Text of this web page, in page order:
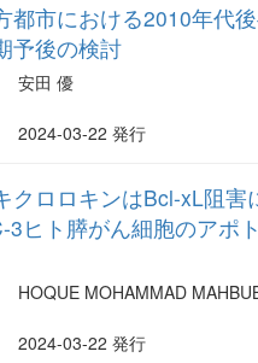
都市における2010年代
予後の検討
安田 優
2024-03-22 発行
クロロキンはBcl-xL阻害
3ヒト膵がん細胞のアポ
HOQUE MOHAMMAD
2024-03-22 発行